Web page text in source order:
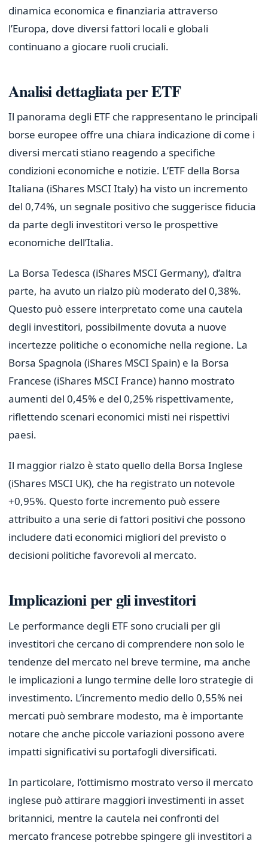
dinamica economica e finanziaria attraverso
l’Europa, dove diversi fattori locali e globali
continuano a giocare ruoli cruciali.
Analisi dettagliata per ETF
Il panorama degli ETF che rappresentano le principali
borse europee offre una chiara indicazione di come i
diversi mercati stiano reagendo a specifiche
condizioni economiche e notizie. L’ETF della Borsa
Italiana (iShares MSCI Italy) ha visto un incremento
del 0,74%, un segnale positivo che suggerisce fiducia
da parte degli investitori verso le prospettive
economiche dell’Italia.
La Borsa Tedesca (iShares MSCI Germany), d’altra
parte, ha avuto un rialzo più moderato del 0,38%.
Questo può essere interpretato come una cautela
degli investitori, possibilmente dovuta a nuove
incertezze politiche o economiche nella regione. La
Borsa Spagnola (iShares MSCI Spain) e la Borsa
Francese (iShares MSCI France) hanno mostrato
aumenti del 0,45% e del 0,25% rispettivamente,
riflettendo scenari economici misti nei rispettivi
paesi.
Il maggior rialzo è stato quello della Borsa Inglese
(iShares MSCI UK), che ha registrato un notevole
+0,95%. Questo forte incremento può essere
attribuito a una serie di fattori positivi che possono
includere dati economici migliori del previsto o
decisioni politiche favorevoli al mercato.
Implicazioni per gli investitori
Le performance degli ETF sono cruciali per gli
investitori che cercano di comprendere non solo le
tendenze del mercato nel breve termine, ma anche
le implicazioni a lungo termine delle loro strategie di
investimento. L’incremento medio dello 0,55% nei
mercati può sembrare modesto, ma è importante
notare che anche piccole variazioni possono avere
impatti significativi su portafogli diversificati.
In particolare, l’ottimismo mostrato verso il mercato
inglese può attirare maggiori investimenti in asset
britannici, mentre la cautela nei confronti del
mercato francese potrebbe spingere gli investitori a